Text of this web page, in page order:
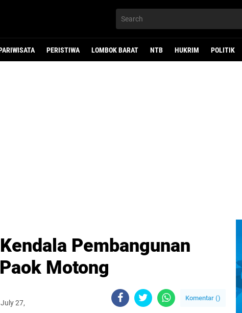
PERISTIWA LOMBOK BARAT NTB HUKRIM POLITIK
Pembangunan
Motong
27,
Komentar ()